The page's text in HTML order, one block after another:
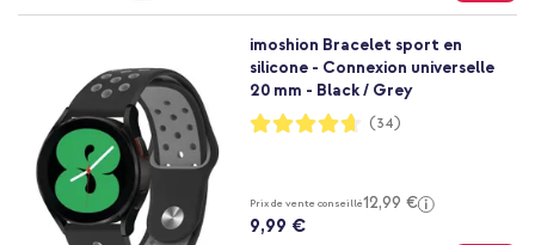
imoshion Bracelet sport en
silicone - Connexion universelle
20 mm - Black / Grey
Notation:
93%
(34)
Prix de vente conseillé12,99 €
9,99 €